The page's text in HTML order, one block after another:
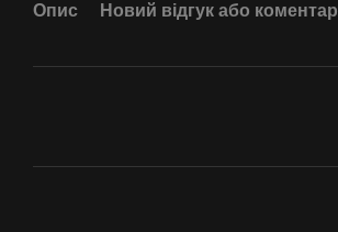
Опис Новий відгук або коментар